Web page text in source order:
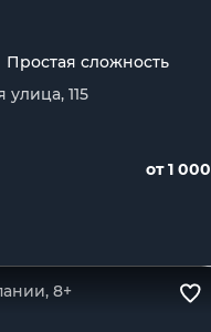
Простая сложность
115
от 1 000
8+